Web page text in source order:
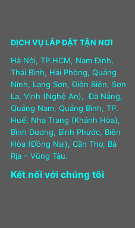
DỊCH VỤ LẮP ĐẶT TẬN NƠI
Hà Nội, TP.HCM, Nam Định,
Thái Bình, Hải Phòng, Quảng
Ninh, Lạng Sơn, Điện Biên, Sơn
La, Vinh (Nghệ An), Đà Nẵng,
Quảng Nam, Quảng Bình, TP.
Huế, Nha Trang (Khánh Hòa),
Bình Dương, Bình Phước, Biên
Hòa (Đồng Nai), Cần Thơ, Bà
Rịa – Vũng Tàu.
Kết nối với chúng tôi